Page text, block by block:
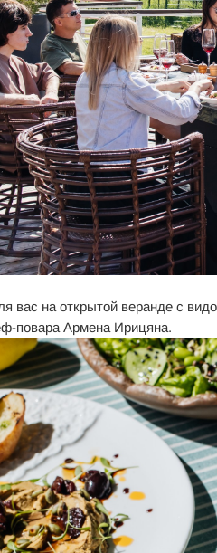
вас на открытой веранде с
повара Армена Ирицяна.